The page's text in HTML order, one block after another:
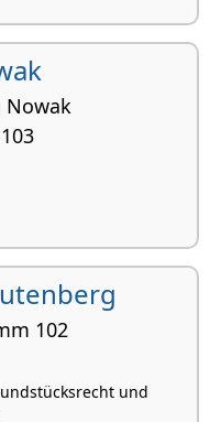
Nowak
102
und